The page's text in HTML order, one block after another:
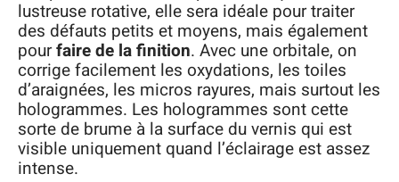
lustreuse rotative, elle sera idéale pour traiter
des défauts petits et moyens, mais également
pourfaire de la finition. Avec une orbitale, on
corrige facilement les oxydations, les toiles
d’araignées, les micros rayures, mais surtout les
hologrammes. Les hologrammes sont cette
sorte de brume à la surface du vernis qui est
visible uniquement quand l’éclairage est assez
intense.